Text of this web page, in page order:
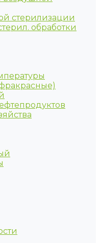
стерилизации
обработки